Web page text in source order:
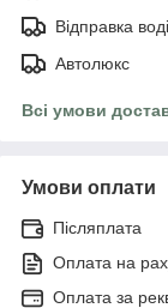
Відправка
Автолюкс
Всі умови
Умови оплати
Післяплата
Оплата на
Оплата за